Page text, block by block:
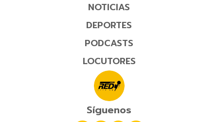
NOTICIAS
DEPORTES
PODCASTS
LOCUTORES
Síguenos